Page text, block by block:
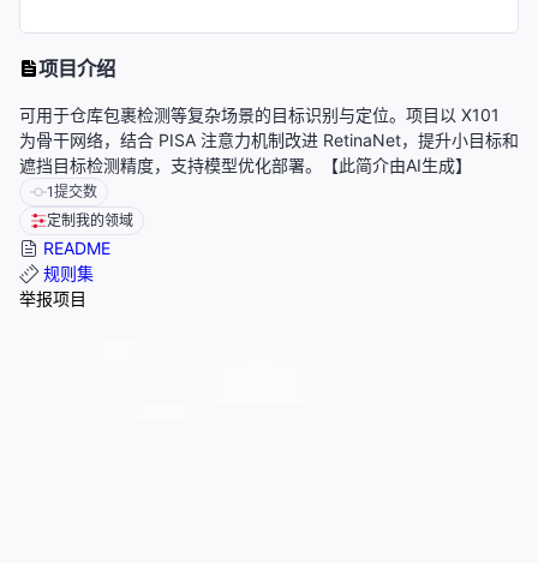
项目介绍
可用于仓库包裹检测等复杂场景的目标识别与定位。项目以 X101
为骨干网络，结合 PISA 注意力机制改进 RetinaNet，提升小目标和
遮挡目标检测精度，支持模型优化部署。【此简介由AI生成】
1提交数
定制我的领域
README
规则集
举报项目